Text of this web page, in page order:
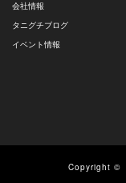
会社情報
タニグチブログ
イベント情報
Copyright ©